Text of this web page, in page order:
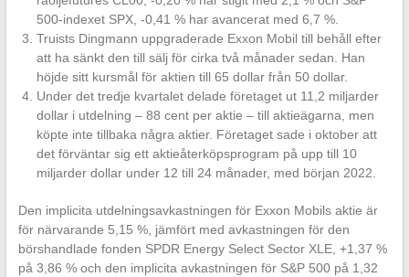
500-indexet SPX, -0,41 % har avancerat med 6,7 %.
Truists Dingmann uppgraderade Exxon Mobil till behåll efter
att ha sänkt den till sälj för cirka två månader sedan. Han
höjde sitt kursmål för aktien till 65 dollar från 50 dollar.
Under det tredje kvartalet delade företaget ut 11,2 miljarder
dollar i utdelning – 88 cent per aktie – till aktieägarna, men
köpte inte tillbaka några aktier. Företaget sade i oktober att
det förväntar sig ett aktieåterköpsprogram på upp till 10
miljarder dollar under 12 till 24 månader, med början 2022.
Den implicita utdelningsavkastningen för Exxon Mobils aktie är
för närvarande 5,15 %, jämfört med avkastningen för den
börshandlade fonden SPDR Energy Select Sector XLE, +1,37 %
på 3,86 % och den implicita avkastningen för S&P 500 på 1,32